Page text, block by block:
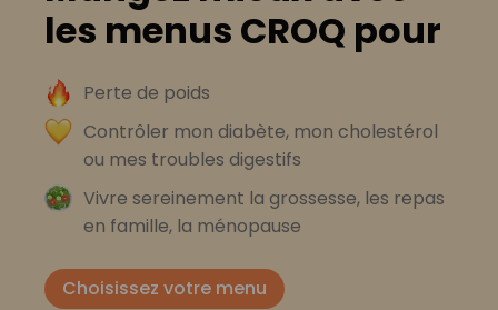
les menus CROQ pour
Perte de poids
Contrôler mon diabète, mon cholestérol
ou mes troubles digestifs
Vivre sereinement la grossesse, les repas
en famille, la ménopause
Choisissez votre menu